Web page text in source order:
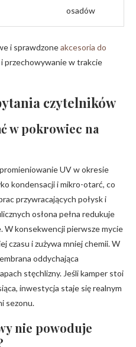
osadów
i sprawdzoneakcesoria do
przechowywanie w trakcie
czytelników
w pokrowiec na
UV w okresie
kondensacji i mikro-otarć, co
przywracających połysk i
osłona pełna redukuje
W konsekwencji pierwsze mycie
czasu i zużywa mniej chemii. W
oddychająca
stęchlizny. Jeśli kamper stoi
inwestycja staje się realnym
sezonu.
nie powoduje